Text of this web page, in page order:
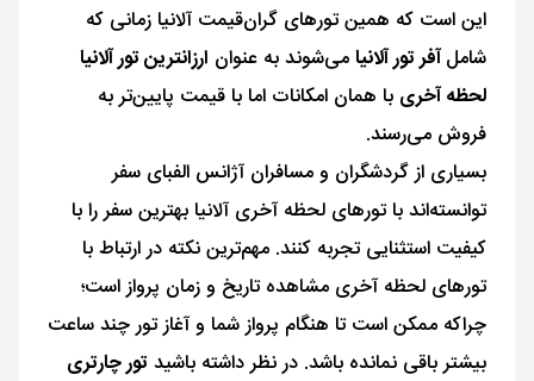
این است که همین تورهای گران‌قیمت آلانیا زمانی که
شاملآفر تور آلانیامی‌شوند به عنوان ارزانترین تور آلانیا
لحظه آخری با همان امکانات اما با قیمت پایین‌تر به
فروش می‌رسند.
بسیاری از گردشگران و مسافران آژانس الفبای سفر
توانسته‌اند با تورهای لحظه آخری آلانیا بهترین سفر را با
کیفیت استثنایی تجربه کنند. مهم‌ترین نکته در ارتباط با
تورهای لحظه آخری مشاهده تاریخ و زمان پرواز است؛
چراکه ممکن است تا هنگام پرواز شما و آغاز تور چند ساعت
بیشتر باقی نمانده باشد. در نظر داشته باشید تور چارتری